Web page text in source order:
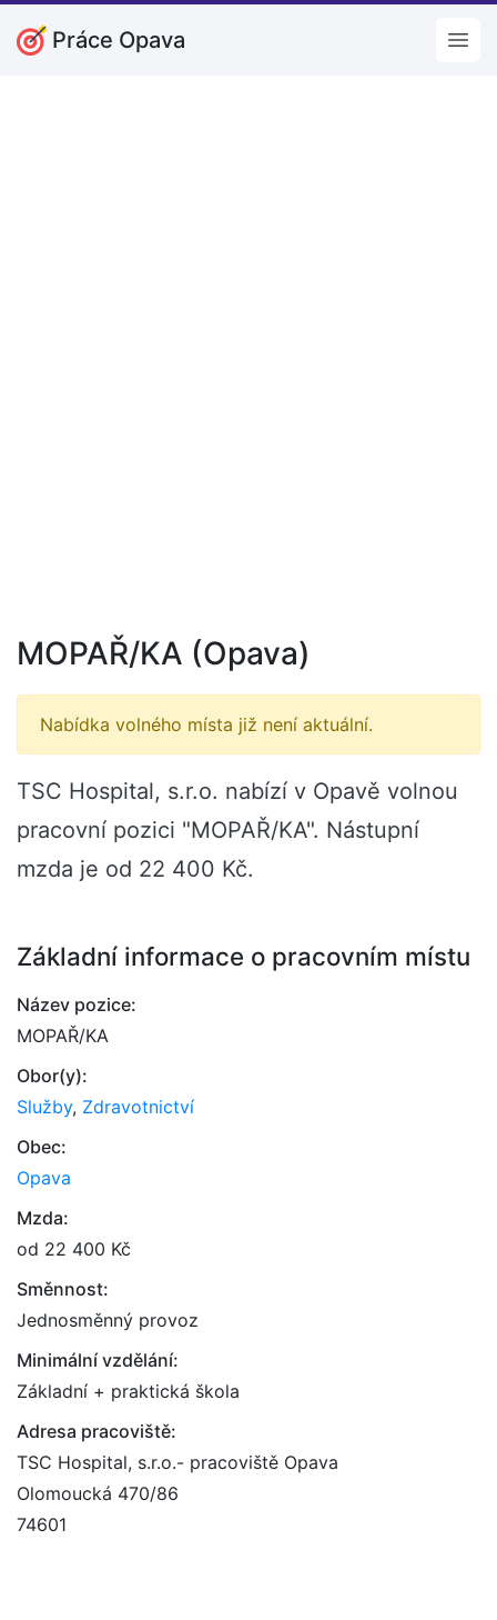
Práce Opava
MOPAŘ/KA (Opava)
Nabídka volného místa již není aktuální.
TSC Hospital, s.r.o. nabízí v Opavě volnou
pracovní pozici "MOPAŘ/KA". Nástupní
mzda je od 22 400 Kč.
Základní informace o pracovním místu
Název pozice:
MOPAŘ/KA
Obor(y):
Služby, Zdravotnictví
Obec:
Opava
Mzda:
od 22 400 Kč
Směnnost:
Jednosměnný provoz
Minimální vzdělání:
Základní + praktická škola
Adresa pracoviště:
TSC Hospital, s.r.o.- pracoviště Opava
Olomoucká 470/86
74601